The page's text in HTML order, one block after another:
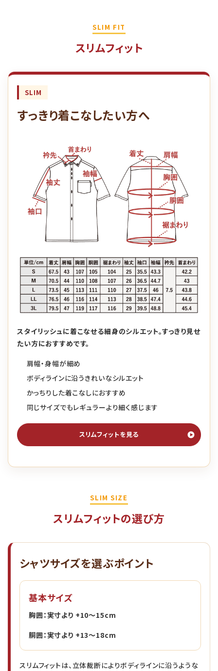
SLIM FIT
スリムフィット
SLIM
すっきり着こなしたい方へ
スタイリッシュに着こなせる細身のシルエット。すっきり見せ
たい方におすすめです。
肩幅・身幅が細め
ボディラインに沿うきれいなシルエット
かっちりした着こなしにおすすめ
同じサイズでもレギュラーより細く感じます
スリムフィットを見る
SLIM SIZE
スリムフィットの選び方
シャツサイズを選ぶポイント
基本サイズ
胸囲：実寸より +10〜15cm
胴囲：実寸より +13〜18cm
スリムフィットは、立体裁断によりボディラインに沿うような